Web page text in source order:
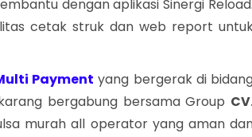
dengan aplikasi Sinergi Reload.
cetak struk dan web report
Payment yang bergerak di
bergabung bersama Group
murah all operator yang aman